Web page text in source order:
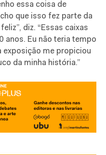
essa coisa de
que isso fez parte da
diz. “Essas caixas
anos. Eu não teria tempo
exposição me propiciou
da minha história.”